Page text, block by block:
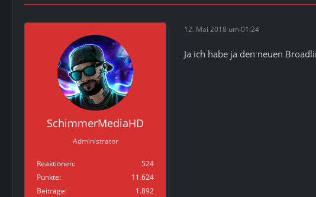
SchimmerMediaHD
Administrator
Reaktionen
524
Punkte
11.624
Beiträge
1.892
12. Mai 2018 um 01:24
Ja ich habe ja den neuen